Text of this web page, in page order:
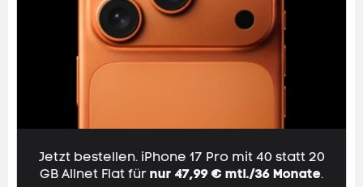
Jetzt bestellen. iPhone 17 Pro mit 40 statt 20
GB Allnet Flat für nur 47,99 € mtl./36 Monate.